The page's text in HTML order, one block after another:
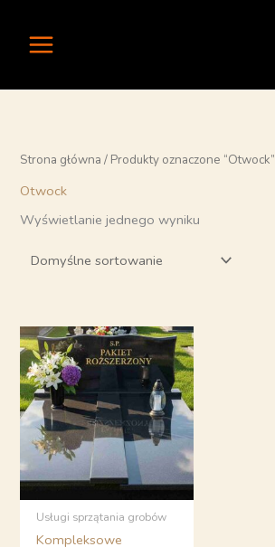
treści
Strona główna / Produkty oznaczone “Otwock”
Otwock
Wyświetlanie jednego wyniku
Usługi sprzątania grobów
Kompleksowe